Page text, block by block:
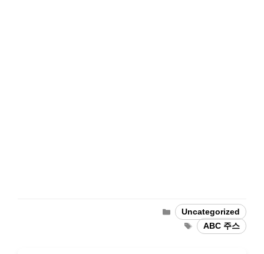
Categories
Uncategorized
Tags
ABC 주스